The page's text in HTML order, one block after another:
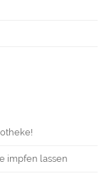
impfen lassen